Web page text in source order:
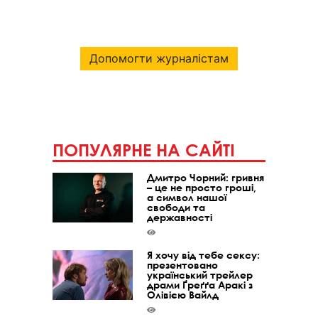
Допомогти журналістам
ПОПУЛЯРНЕ НА САЙТІ
Дмитро Чорний: гривня
– це не просто гроші,
а символ нашої
свободи та
державності
Я хочу від тебе сексу:
презентовано
український трейлер
драми Ґреґґа Аракі з
Олівією Вайлд